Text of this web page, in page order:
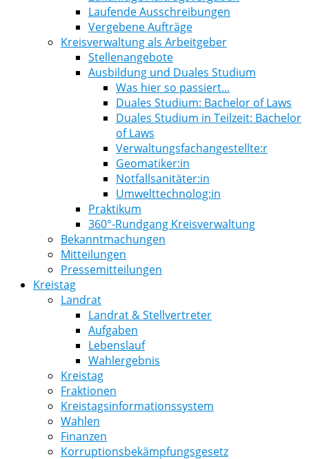
Laufende Ausschreibungen
Vergebene Aufträge
Kreisverwaltung als Arbeitgeber
Stellenangebote
Ausbildung und Duales Studium
Was hier so passiert...
Duales Studium: Bachelor of Laws
Duales Studium in Teilzeit: Bachelor
of Laws
Verwaltungsfachangestellte:r
Geomatiker:in
Notfallsanitäter:in
Umwelttechnolog:in
Praktikum
360°-Rundgang Kreisverwaltung
Bekanntmachungen
Mitteilungen
Pressemitteilungen
Kreistag
Landrat
Landrat & Stellvertreter
Aufgaben
Lebenslauf
Wahlergebnis
Kreistag
Fraktionen
Kreistagsinformationssystem
Wahlen
Finanzen
Korruptionsbekämpfungsgesetz